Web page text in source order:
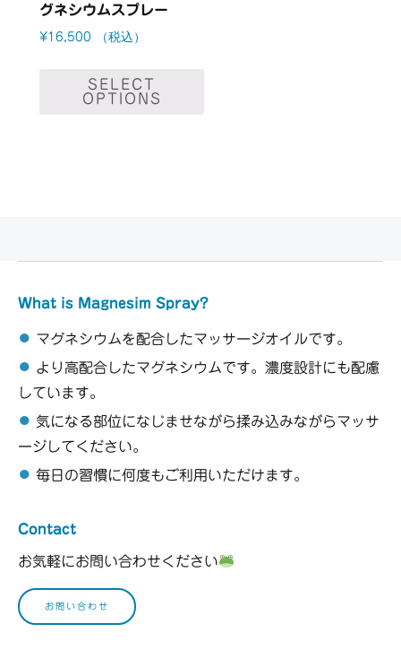
グネシウムスプレー
¥16,500 （税込）
SELECT
OPTIONS
What is Magnesim Spray?
● マグネシウムを配合したマッサージオイルです。
● より高配合したマグネシウムです。濃度設計にも配慮
しています。
● 気になる部位になじませながら揉み込みながらマッサ
ージしてください。
● 毎日の習慣に何度もご利用いただけます。
Contact
お気軽にお問い合わせください
お問い合わせ